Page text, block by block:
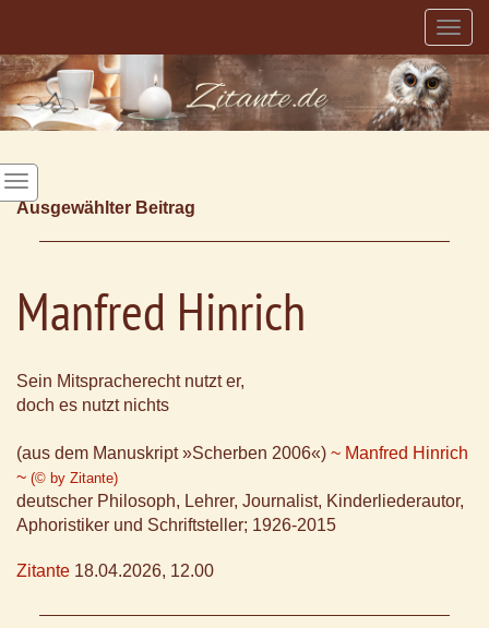
Ausgewählter Beitrag
Manfred Hinrich
Sein Mitspracherecht nutzt er,
doch es nutzt nichts
(aus dem Manuskript »Scherben 2006«) ~ Manfred Hinrich
~ (© by Zitante)
deutscher Philosoph, Lehrer, Journalist, Kinderliederautor,
Aphoristiker und Schriftsteller; 1926-2015
Zitante 18.04.2026, 12.00